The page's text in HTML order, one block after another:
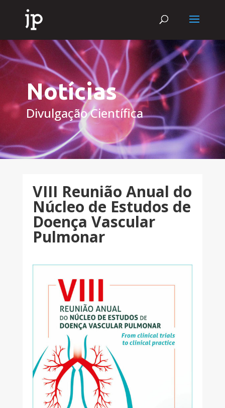
Notícias
Divulgação Científica
VIII Reunião Anual do
Núcleo de Estudos de
Doença Vascular
Pulmonar